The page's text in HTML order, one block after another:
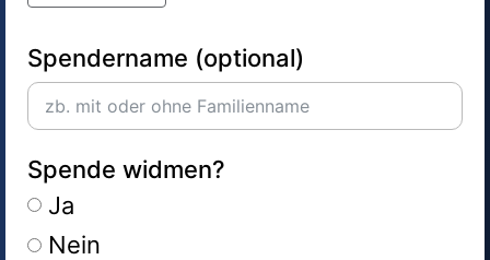
Spendername (optional)
Spende widmen?
Ja
Nein